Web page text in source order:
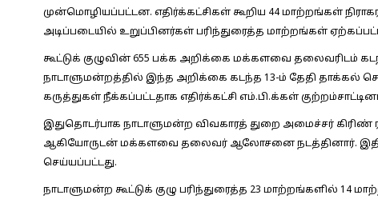
முன்மொழியப்பட்டன. எதிர்க்கட்சிகள் கூறிய 44 மாற்றங்கள்
அடிப்படையில் உறுப்பினர்கள் பரிந்துரைத்த மாற்றங்கள்
கூட்டுக் குழுவின் 655 பக்க அறிக்கை மக்களவை தலைவரிடம்
நாடாளுமன்றத்தில் இந்த அறிக்கை கடந்த 13-ம் தேதி தாக்கல்
கருத்துகள் நீக்கப்பட்டதாக எதிர்க்கட்சி எம்.பி.க்கள்
இதுதொடர்பாக நாடாளுமன்ற விவகாரத் துறை அமைச்சர் கிரிண்
ஆகியோருடன் மக்களவை தலைவர் ஆலோசனை நடத்தினார். இதில்,
செய்யப்பட்டது.
நாடாளுமன்ற கூட்டுக் குழு பரிந்துரைத்த 23 மாற்றங்களில் 14